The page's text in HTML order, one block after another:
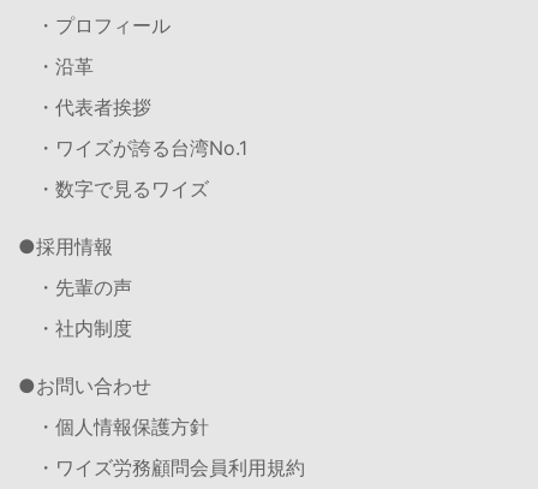
・プロフィール
・沿革
・代表者挨拶
・ワイズが誇る台湾No.1
・数字で見るワイズ
採用情報
・先輩の声
・社内制度
お問い合わせ
・個人情報保護方針
・ワイズ労務顧問会員利用規約